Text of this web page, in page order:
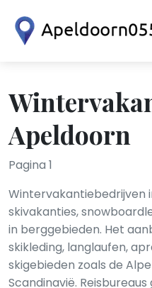
Apeldoorn
Pagina 1
Wintervakantiebedrijven
skivakanties,
in berggebieden. Het
skikleding, langlaufen,
skigebieden zoals de
Scandinavië.